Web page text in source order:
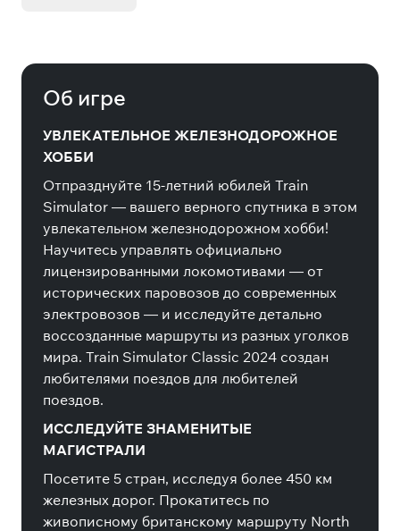
Об игре
УВЛЕКАТЕЛЬНОЕ ЖЕЛЕЗНОДОРОЖНОЕ
ХОББИ
Отпразднуйте 15-летний юбилей Train
Simulator — вашего верного спутника в этом
увлекательном железнодорожном хобби!
Научитесь управлять официально
лицензированными локомотивами — от
исторических паровозов до современных
электровозов — и исследуйте детально
воссозданные маршруты из разных уголков
мира. Train Simulator Classic 2024 создан
любителями поездов для любителей
поездов.
ИССЛЕДУЙТЕ ЗНАМЕНИТЫЕ
МАГИСТРАЛИ
Посетите 5 стран, исследуя более 450 км
железных дорог. Прокатитесь по
живописному британскому маршруту North